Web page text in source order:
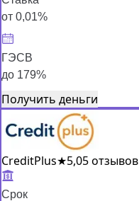
от 0,01%
ГЭСВ
до 179%
Получить деньги
CreditPlus★5,05 отзывов
Срок